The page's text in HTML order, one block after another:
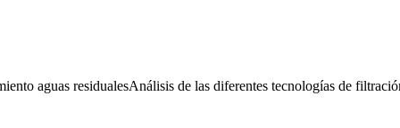
aguas residualesAnálisis de las diferentes tecnologías de